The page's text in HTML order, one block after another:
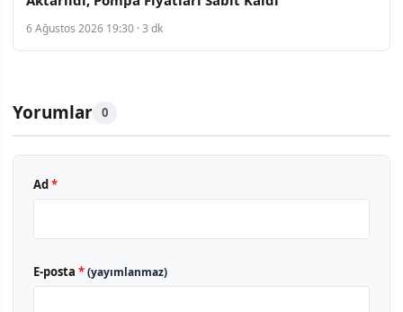
6 Ağustos 2026 19:30 · 3 dk
Yorumlar 0
Ad *
E-posta *(yayımlanmaz)